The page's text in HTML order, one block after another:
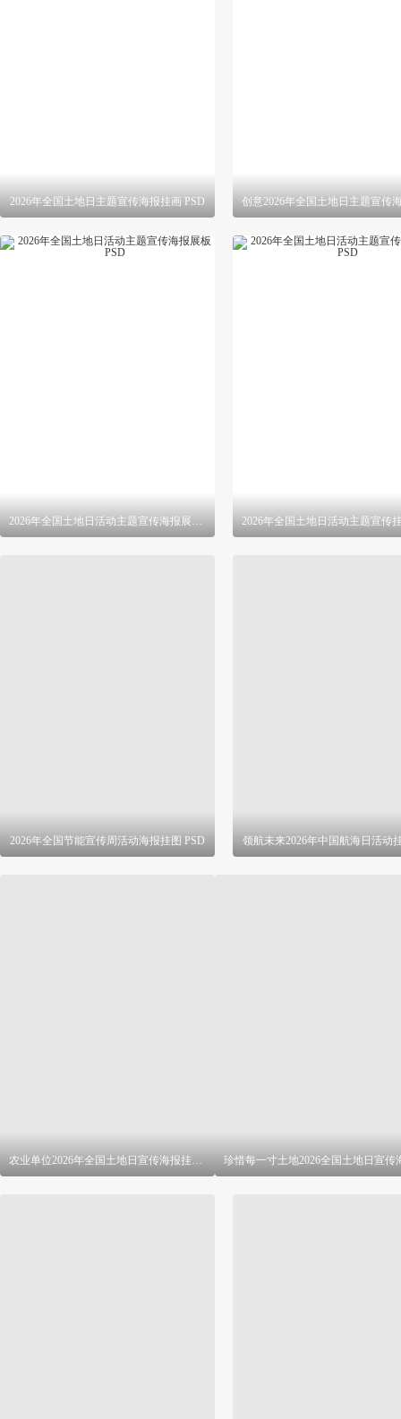
2026年全国土地日主题宣传海报挂画 PSD
2026年全国土地日活动主题宣传海报展板 PSD
2026年全国节能宣传周活动海报挂图 PSD 领航未来2026年中国航海日活动
农业单位2026年全国土地日宣传海报挂画 PSD